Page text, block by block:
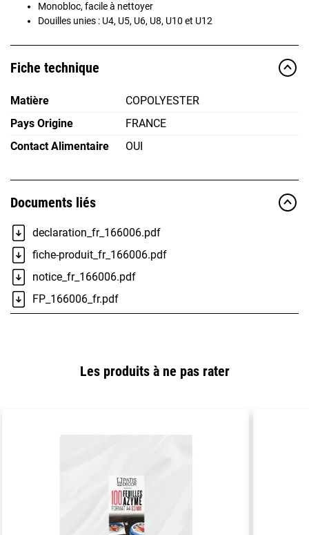
Monobloc, facile à nettoyer
Douilles unies : U4, U5, U6, U8, U10 et U12
Fiche technique
Matière
COPOLYESTER
Pays Origine
FRANCE
Contact Alimentaire
OUI
Documents liés
declaration_fr_166006.pdf
fiche-produit_fr_166006.pdf
notice_fr_166006.pdf
FP_166006_fr.pdf
Les produits à ne pas rater